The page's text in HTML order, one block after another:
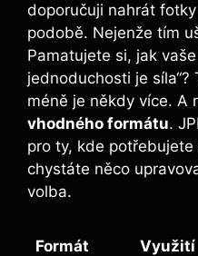
doporučuji nahrát
podobě.⁤ Nejenže tím
Pamatujete si, jak
‍jednoduchosti je
méně je někdy více. A
vhodného ⁤formátu.
pro ty, kde
chystáte něco
volba.
Formát Využití